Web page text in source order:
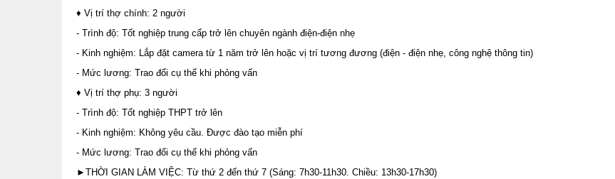
♦ Vị trí thợ chính: 2 người
- Trình độ: Tốt nghiệp trung cấp trở lên chuyên ngành điện-điện nhẹ
- Kinh nghiệm: Lắp đặt camera từ 1 năm trở lên hoặc vị trí tương đương (điện - điện nhẹ, công nghệ thông tin)
- Mức lương: Trao đổi cụ thể khi phỏng vấn
♦ Vị trí thợ phụ: 3 người
- Trình độ: Tốt nghiệp THPT trở lên
- Kinh nghiệm: Không yêu cầu. Được đào tạo miễn phí
- Mức lương: Trao đổi cụ thể khi phỏng vấn
►THỜI GIAN LÀM VIỆC: Từ thứ 2 đến thứ 7 (Sáng: 7h30-11h30. Chiều: 13h30-17h30)